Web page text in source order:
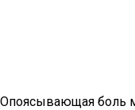
Опоясывающая боль